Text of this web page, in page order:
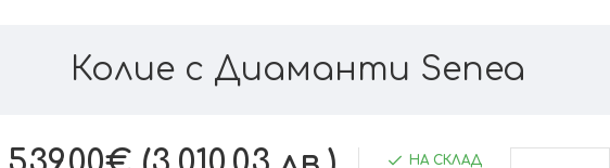
Колие с Диаманти Senea
НА СКЛАД